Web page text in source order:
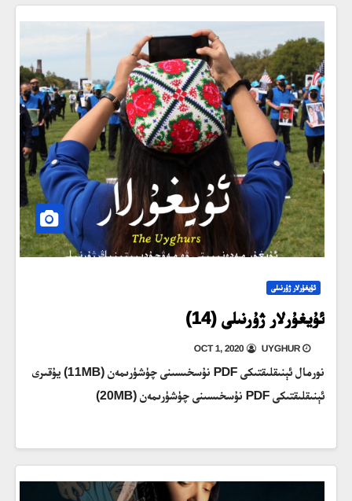
ئۇيغۇرلار ژۇرنىلى
ئۇيغۇرلار ژۇرنىلى (14)
OCT 1, 2020 UYGHUR
نورمال ئېنىقلىقتىكى PDF نۇسخىسىنى چۈشۈرىمەن (11MB) يۇقىرى
ئېنىقلىقتىكى PDF نۇسخىسىنى چۈشۈرىمەن (20MB)